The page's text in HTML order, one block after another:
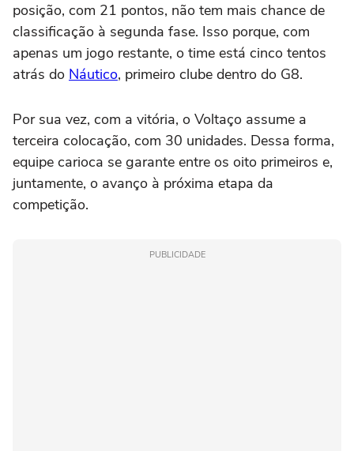
posição, com 21 pontos, não tem mais chance de
classificação à segunda fase. Isso porque, com
apenas um jogo restante, o time está cinco tentos
atrás do Náutico, primeiro clube dentro do G8.
Por sua vez, com a vitória, o Voltaço assume a
terceira colocação, com 30 unidades. Dessa forma,
equipe carioca se garante entre os oito primeiros e,
juntamente, o avanço à próxima etapa da
competição.
PUBLICIDADE